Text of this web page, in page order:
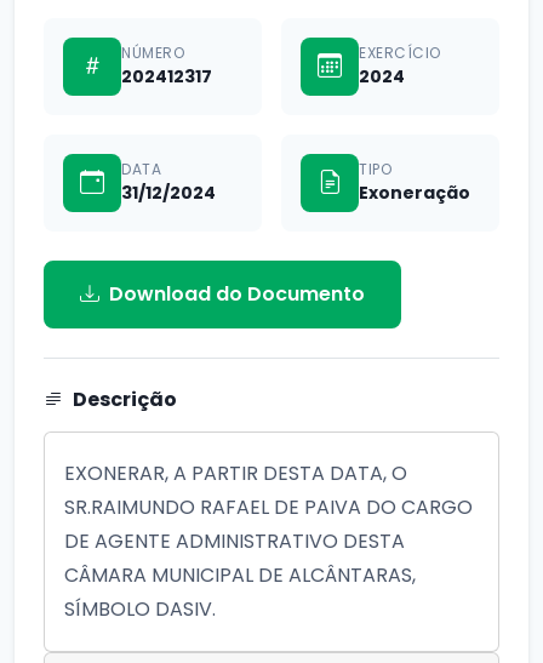
NÚMERO
202412317
EXERCÍCIO
2024
DATA
31/12/2024
TIPO
Exoneração
Download do Documento
Descrição
EXONERAR, A PARTIR DESTA DATA, O
SR.RAIMUNDO RAFAEL DE PAIVA DO CARGO
DE AGENTE ADMINISTRATIVO DESTA
CÂMARA MUNICIPAL DE ALCÂNTARAS,
SÍMBOLO DASIV.